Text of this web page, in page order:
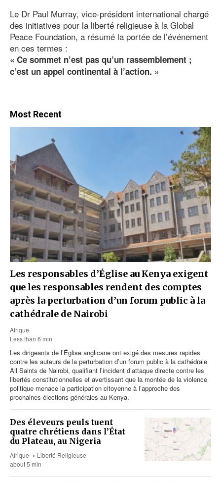
Le Dr Paul Murray, vice-président international chargé
des initiatives pour la liberté religieuse à la Global
Peace Foundation, a résumé la portée de l’événement
en ces termes :
« Ce sommet n’est pas qu’un rassemblement ;
c’est un appel continental à l’action. »
Most Recent
Les responsables d’Église au Kenya exigent
que les responsables rendent des comptes
après la perturbation d’un forum public à la
cathédrale de Nairobi
Afrique
Less than 6 min
Les dirigeants de l’Église anglicane ont exigé des mesures rapides
contre les auteurs de la perturbation d’un forum public à la cathédrale
All Saints de Nairobi, qualifiant l’incident d’attaque directe contre les
libertés constitutionnelles et avertissant que la montée de la violence
politique menace la participation citoyenne à l’approche des
prochaines élections générales au Kenya.
Des éleveurs peuls tuent
quatre chrétiens dans l’État
du Plateau, au Nigeria
Afrique
Liberté Religieuse
about 5 min